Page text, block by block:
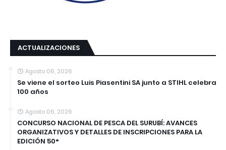
ACTUALIZACIONES
Agosto 06, 2026
Se viene el sorteo Luis Piasentini SA junto a STIHL celebra
100 años
Agosto 06, 2026
CONCURSO NACIONAL DE PESCA DEL SURUBÍ: AVANCES
ORGANIZATIVOS Y DETALLES DE INSCRIPCIONES PARA LA
EDICIÓN 50°